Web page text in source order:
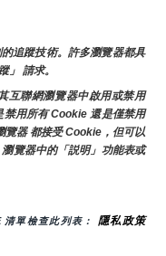
追蹤技術。許多瀏覽器都具
」 請求。
互聯網瀏覽器中啟用或禁用
用所有 Cookie 還是僅禁用
覽器 都接受 Cookie，但可以
覽器中的「説明」功能表或
單檢查此列表： 隱私政策